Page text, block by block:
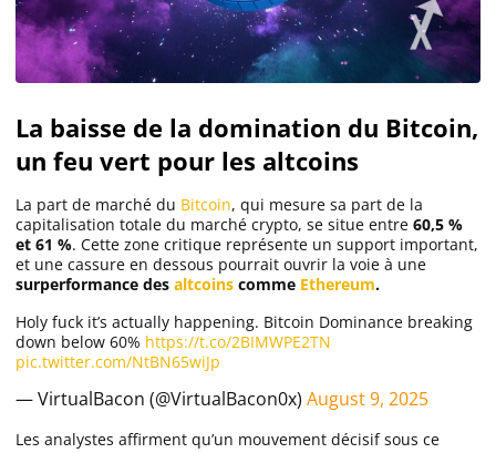
La baisse de la domination du Bitcoin,
un feu vert pour les altcoins
La part de marché du Bitcoin, qui mesure sa part de la
capitalisation totale du marché crypto, se situe entre 60,5 %
et 61 %. Cette zone critique représente un support important,
et une cassure en dessous pourrait ouvrir la voie à une
surperformance des altcoins comme Ethereum.
Holy fuck it’s actually happening. Bitcoin Dominance breaking
down below 60% https://t.co/2BIMWPE2TN
pic.twitter.com/NtBN65wiJp
— VirtualBacon (@VirtualBacon0x) August 9, 2025
Les analystes affirment qu’un mouvement décisif sous ce